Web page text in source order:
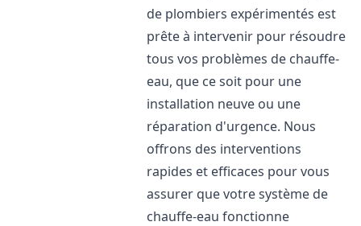
de plombiers expérimentés est
prête à intervenir pour résoudre
tous vos problèmes de chauffe-
eau, que ce soit pour une
installation neuve ou une
réparation d'urgence. Nous
offrons des interventions
rapides et efficaces pour vous
assurer que votre système de
chauffe-eau fonctionne